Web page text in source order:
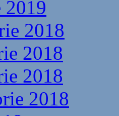
2019
2018
2018
2018
2018